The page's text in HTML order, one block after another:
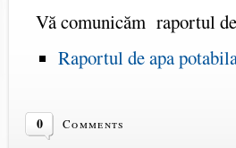
Vă comunicăm raportul
Raportul de apa
0 Comments